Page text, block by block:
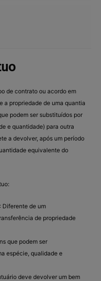
de contrato ou acordo em
a propriedade de uma quantia
podem ser substituídos por
e quantidade) para outra
a devolver, após um período
equivalente do
: Diferente de um
de propriedade
que podem ser
espécie, qualidade e
deve devolver um bem